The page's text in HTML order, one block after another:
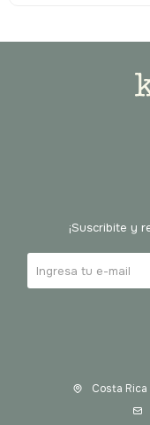
Costa
¡Suscribite y